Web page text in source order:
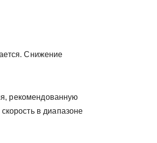
Снижение
рекомендованную
в диапазоне